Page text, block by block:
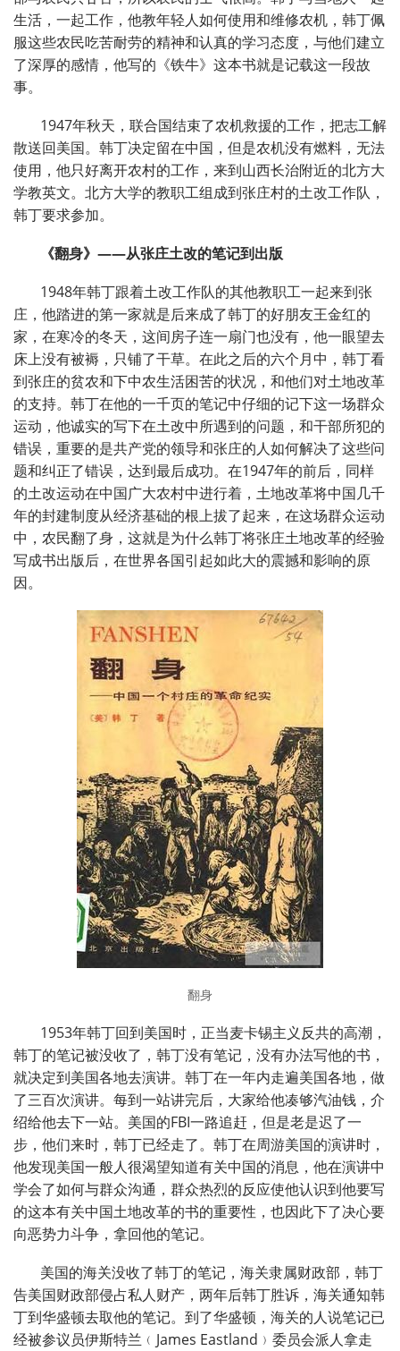
生活，一起工作，他教年轻人如何使用和维修农机，韩丁佩
服这些农民吃苦耐劳的精神和认真的学习态度，与他们建立
了深厚的感情，他写的《铁牛》这本书就是记载这一段故
事。
1947年秋天，联合国结束了农机救援的工作，把志工解
散送回美国。韩丁决定留在中国，但是农机没有燃料，无法
使用，他只好离开农村的工作，来到山西长治附近的北方大
学教英文。北方大学的教职工组成到张庄村的土改工作队，
韩丁要求参加。
《翻身》——从张庄土改的笔记到出版
1948年韩丁跟着土改工作队的其他教职工一起来到张
庄，他踏进的第一家就是后来成了韩丁的好朋友王金红的
家，在寒冷的冬天，这间房子连一扇门也没有，他一眼望去
床上没有被褥，只铺了干草。在此之后的六个月中，韩丁看
到张庄的贫农和下中农生活困苦的状况，和他们对土地改革
的支持。韩丁在他的一千页的笔记中仔细的记下这一场群众
运动，他诚实的写下在土改中所遇到的问题，和干部所犯的
错误，重要的是共产党的领导和张庄的人如何解决了这些问
题和纠正了错误，达到最后成功。在1947年的前后，同样
的土改运动在中国广大农村中进行着，土地改革将中国几千
年的封建制度从经济基础的根上拔了起来，在这场群众运动
中，农民翻了身，这就是为什么韩丁将张庄土地改革的经验
写成书出版后，在世界各国引起如此大的震撼和影响的原
因。
翻身
1953年韩丁回到美国时，正当麦卡锡主义反共的高潮，
韩丁的笔记被没收了，韩丁没有笔记，没有办法写他的书，
就决定到美国各地去演讲。韩丁在一年内走遍美国各地，做
了三百次演讲。每到一站讲完后，大家给他凑够汽油钱，介
绍给他去下一站。美国的FBI一路追赶，但是老是迟了一
步，他们来时，韩丁已经走了。韩丁在周游美国的演讲时，
他发现美国一般人很渴望知道有关中国的消息，他在演讲中
学会了如何与群众沟通，群众热烈的反应使他认识到他要写
的这本有关中国土地改革的书的重要性，也因此下了决心要
向恶势力斗争，拿回他的笔记。
美国的海关没收了韩丁的笔记，海关隶属财政部，韩丁
告美国财政部侵占私人财产，两年后韩丁胜诉，海关通知韩
丁到华盛顿去取他的笔记。到了华盛顿，海关的人说笔记已
经被参议员伊斯特兰﹙ James Eastland ﹚委员会派人拿走